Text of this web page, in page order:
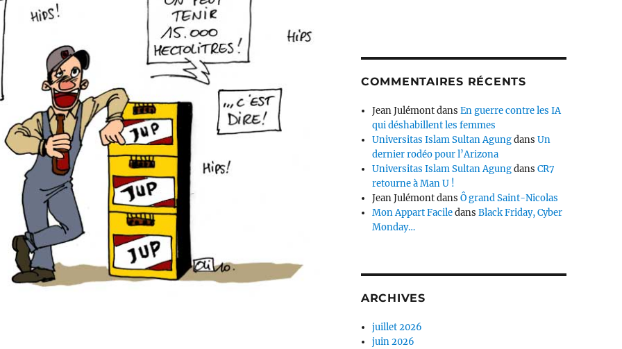
COMMENTAIRES RÉCENTS
Jean JulémontdansEn guerre contre les IA
qui déshabillent les femmes
Universitas Islam Sultan AgungdansUn
dernier rodéo pour l’Arizona
Universitas Islam Sultan AgungdansCR7
retourne à Man U !
Jean JulémontdansÔ grand Saint-Nicolas
Mon Appart FaciledansBlack Friday, Cyber
Monday…
ARCHIVES
juillet 2026
juin 2026